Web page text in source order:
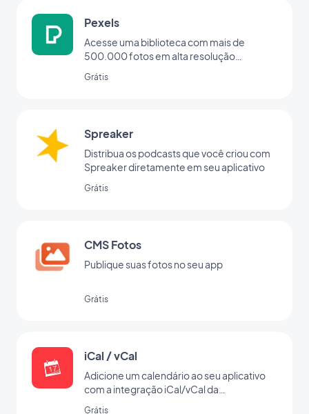
Pexels
Acesse uma biblioteca com mais de
500.000 fotos em alta resolução
Grátis
Spreaker
Distribua os podcasts que você criou com
Spreaker diretamente em seu aplicativo
Grátis
CMS Fotos
Publique suas fotos no seu app
Grátis
iCal / vCal
Adicione um calendário ao seu aplicativo
com a integração iCal/vCal da
Grátis